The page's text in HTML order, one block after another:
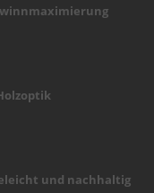
und nachhaltig